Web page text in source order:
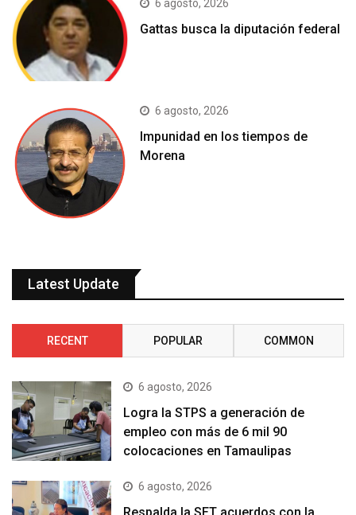
6 agosto, 2026
Gattas busca la diputación federal
6 agosto, 2026
Impunidad en los tiempos de
Morena
Latest Update
RECENT POPULAR COMMON
6 agosto, 2026
Logra la STPS a generación de
empleo con más de 6 mil 90
colocaciones en Tamaulipas
6 agosto, 2026